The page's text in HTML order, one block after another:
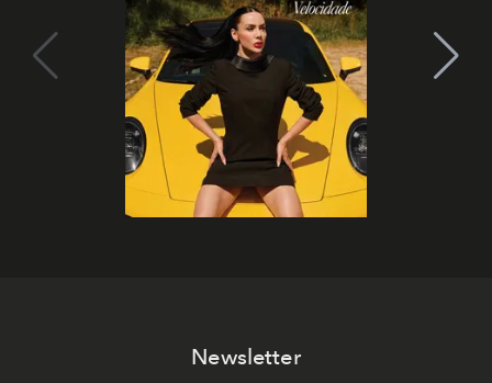
Newsletter